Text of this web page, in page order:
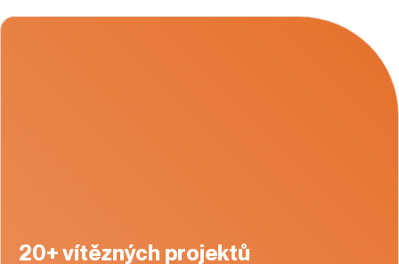
20+ vítězných projektů